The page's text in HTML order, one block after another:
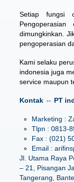
Setiap fungsi
dimungkinkan.
pengoperasian
Kami selaku
indonesia juga
service maupun
Kontak ⇔ PT
Marketing :
Tlpn : 0813-
Fax : (021)
Email :
Jl. Utama Raya
– 21, Pisangan
Tangerang,